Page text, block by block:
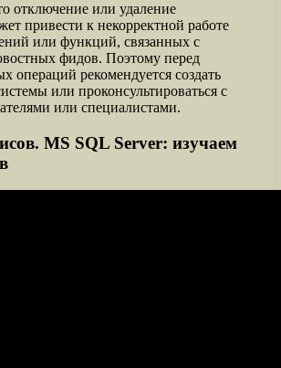
отключение или удаление
привести к некорректной работе
или функций, связанных с
фидов. Поэтому перед
операций рекомендуется создать
или проконсультироваться с
или специалистами.
MS SQL Server: изучаем